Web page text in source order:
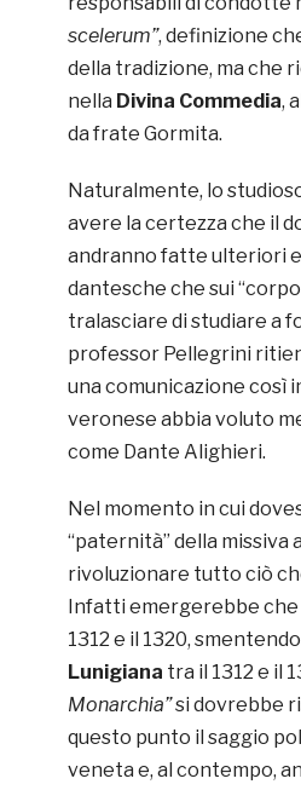
scelerum”, definizione
della tradizione, ma che
nella Divina Commedia,
da frate Gormita.
Naturalmente, lo
avere la certezza che il
andranno fatte ulteriori
dantesche che sui
tralasciare di studiare a
professor Pellegrini
una comunicazione così
veronese abbia voluto
come Dante Alighieri.
Nel momento in cui
“paternità” della missiva
rivoluzionare tutto ciò
Infatti emergerebbe che
1312 e il 1320,
Lunigiana tra il 1312 e il
Monarchia”si dovrebbe
questo punto il saggio
veneta e, al contempo,